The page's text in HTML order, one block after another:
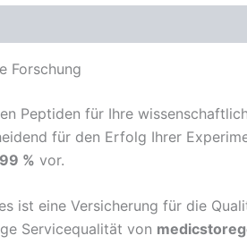
Forschung
Peptiden für Ihre
für den Erfolg Ihrer
% vor.
ist eine Versicherung für die
Servicequalität von